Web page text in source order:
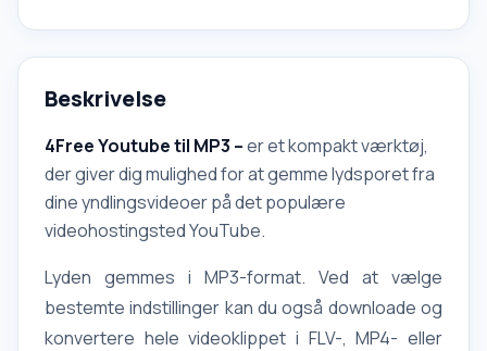
Beskrivelse
4Free Youtube til MP3 –er et kompakt værktøj,
der giver dig mulighed for at gemme lydsporet fra
dine yndlingsvideoer på det populære
videohostingsted YouTube.
Lyden gemmes i MP3-format. Ved at vælge
bestemte indstillinger kan du også downloade og
konvertere hele videoklippet i FLV-, MP4- eller